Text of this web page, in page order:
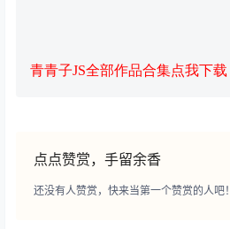
青青子JS全部作品合集点我下载
点点赞赏，手留余香
还没有人赞赏，快来当第一个赞赏的人吧！